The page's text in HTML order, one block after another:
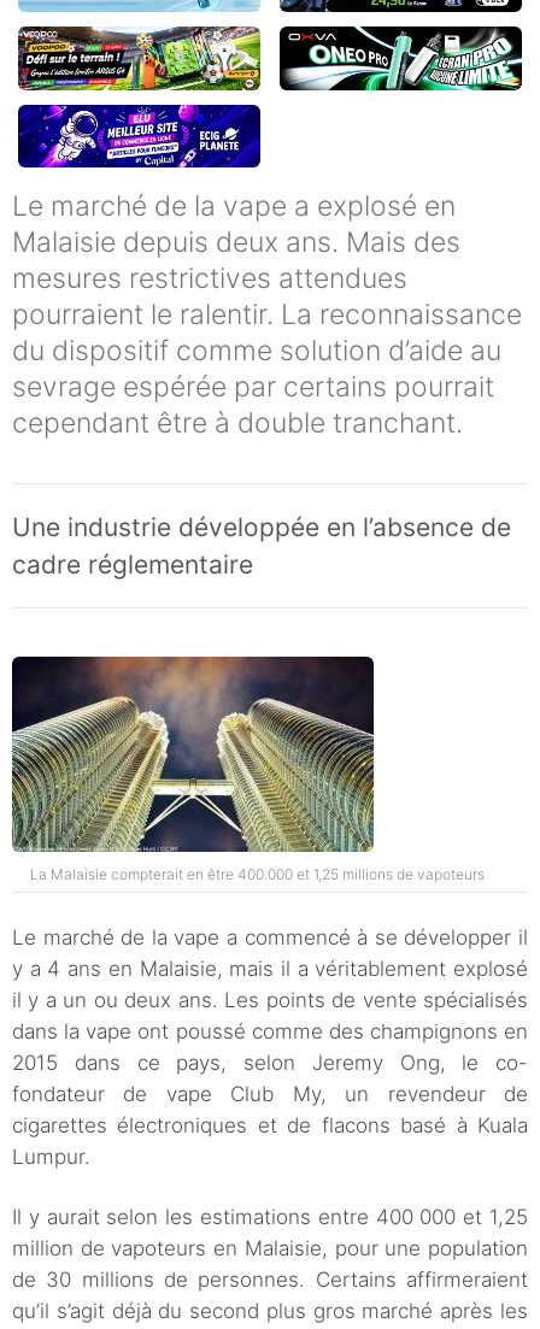
Le marché de la vape a explosé en
Malaisie depuis deux ans. Mais des
mesures restrictives attendues
pourraient le ralentir. La reconnaissance
du dispositif comme solution d’aide au
sevrage espérée par certains pourrait
cependant être à double tranchant.
Une industrie développée en l’absence de
cadre réglementaire
La Malaisie compterait en être 400.000 et 1,25 millions de vapoteurs
Le marché de la vape a commencé à se développer il
y a 4 ans en Malaisie, mais il a véritablement explosé
il y a un ou deux ans. Les points de vente spécialisés
dans la vape ont poussé comme des champignons en
2015 dans ce pays, selon Jeremy Ong, le co-
fondateur de vape Club My, un revendeur de
cigarettes électroniques et de flacons basé à Kuala
Lumpur.
Il y aurait selon les estimations entre 400 000 et 1,25
million de vapoteurs en Malaisie, pour une population
de 30 millions de personnes. Certains affirmeraient
qu’il s’agit déjà du second plus gros marché après les